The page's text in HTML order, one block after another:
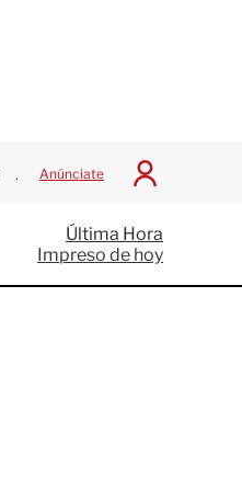
Juegos Centroamericanos
Anúnciate
I
c
i
a
Última Hora
Impreso de hoy